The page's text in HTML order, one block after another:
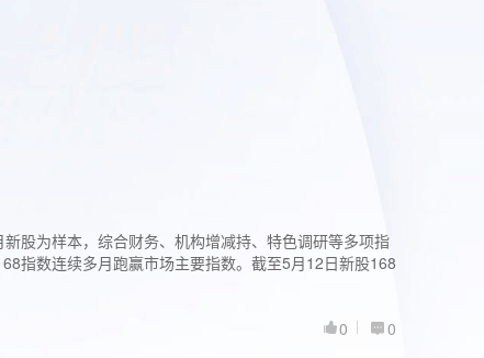
股为样本，综合财务、机构增减持、特色调研等多项指
指数连续多月跑赢市场主要指数。截至5月12日新股168
0
0